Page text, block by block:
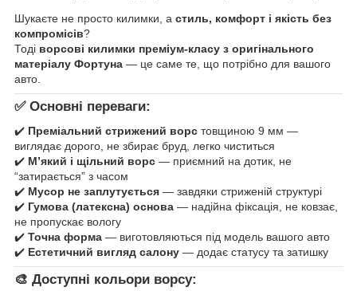
Шукаєте не просто килимки, а стиль, комфорт і якість без
компромісів?
Тоді ворсові килимки преміум-класу з оригінального
матеріалу Фортуна — це саме те, що потрібно для вашого
авто.
✅ Основні переваги:
✔️ Преміальний стрижений ворс товщиною 9 мм —
виглядає дорого, не збирає бруд, легко чиститься
✔️ М’який і щільний ворс — приємний на дотик, не
“затирається” з часом
✔️ Мусор не заплутується — завдяки стриженій структурі
✔️ Гумова (латексна) основа — надійна фіксація, не ковзає,
не пропускає вологу
✔️ Точна форма — виготовляються під модель вашого авто
✔️ Естетичний вигляд салону — додає статусу та затишку
🎨 Доступні кольори ворсу: